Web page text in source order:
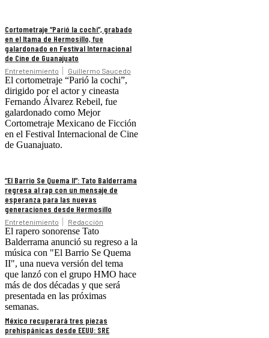
Cortometraje “Parió la cochi”, grabado
en el Itama de Hermosillo, fue
galardonado en Festival Internacional
de Cine de Guanajuato
Entretenimiento Guillermo Saucedo
El cortometraje “Parió la cochi”,
dirigido por el actor y cineasta
Fernando Álvarez Rebeil, fue
galardonado como Mejor
Cortometraje Mexicano de Ficción
en el Festival Internacional de Cine
de Guanajuato.
“El Barrio Se Quema II”: Tato Balderrama
regresa al rap con un mensaje de
esperanza para las nuevas
generaciones desde Hermosillo
Entretenimiento Redacción
El rapero sonorense Tato
Balderrama anunció su regreso a la
música con "El Barrio Se Quema
II", una nueva versión del tema
que lanzó con el grupo HMO hace
más de dos décadas y que será
presentada en las próximas
semanas.
México recuperará tres piezas
prehispánicas desde EEUU: SRE